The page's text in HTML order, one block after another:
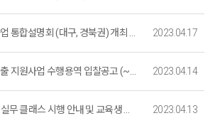
2023 원전기업 지원사업 통합설명회 (대구, 경북권) 개최 (~4. 19. 사전신청 마감) 2023.04.17
2023 중소기업 동반진출 지원사업 수행용역 입찰공고 (~4. 20.) 2023.04.14
2023년 상반기 QASC 실무 클래스 시행 안내 및 교육생 모집 (품질보증 · 안전문화 교육, Quality Assurance and Safety Culture) 2023.04.13